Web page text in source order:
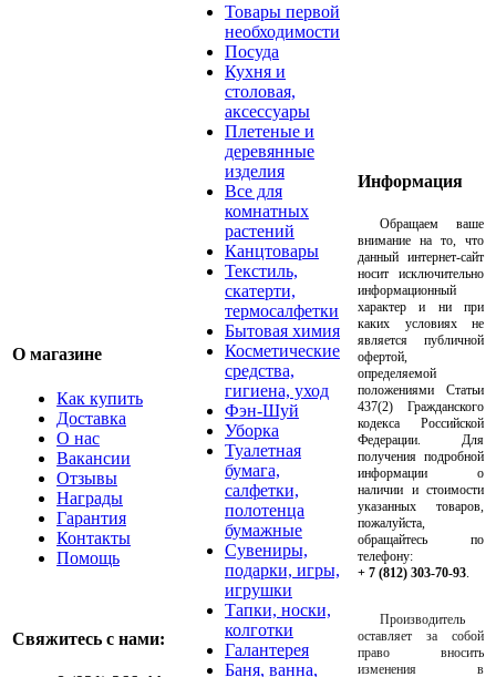
О магазине
Как купить
Доставка
О нас
Вакансии
Отзывы
Награды
Гарантия
Контакты
Помощь
Свяжитесь с нами:
Товары первой
необходимости
Посуда
Кухня и
столовая,
аксессуары
Плетеные и
деревянные
изделия
Все для
комнатных
растений
Канцтовары
Текстиль,
скатерти,
термосалфетки
Бытовая химия
Косметические
средства,
гигиена, уход
Фэн-Шуй
Уборка
Туалетная
бумага,
салфетки,
полотенца
бумажные
Сувениры,
подарки, игры,
игрушки
Тапки, носки,
колготки
Галантерея
Баня, ванна,
Информация
Обращаем ваше
внимание на то, что
данный интернет-сайт
носит исключительно
информационный
характер и ни при
каких условиях не
является публичной
офертой,
определяемой
положениями Статьи
437(2) Гражданского
кодекса Российской
Федерации. Для
получения подробной
информации о
наличии и стоимости
указанных товаров,
пожалуйста,
обращайтесь по
телефону:
+ 7 (812) 303-70-93
Производитель
оставляет за собой
право вносить
изменения в